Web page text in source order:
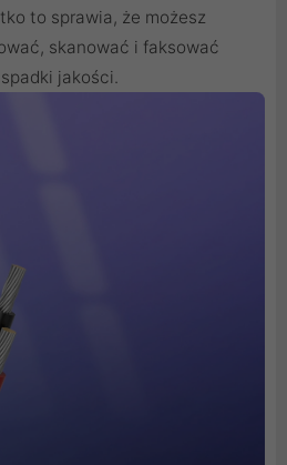
to sprawia, że możesz
skanować i faksować
jakości.